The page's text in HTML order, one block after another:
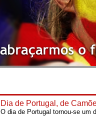
Dia de Portugal, de
O dia de Portugal tornou-se um